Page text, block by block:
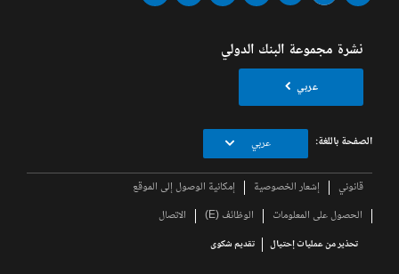
نشرة مجموعة البنك الدولي
عربي
الصفحة باللغة: عربي
قانوني إشعار الخصوصية
إمكانية الوصول إلى الموقع
الحصول على المعلومات
الوظائف (E) الاتصال
تحذير من عمليات إحتيال تقديم شكوى